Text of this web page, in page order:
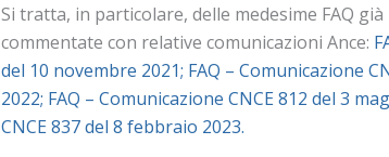
Si tratta, in particolare, delle medesime FAQ
commentate con relative comunicazioni Ance:
del 10 novembre 2021; FAQ – Comunicazione
2022; FAQ – Comunicazione CNCE 812 del 3
CNCE 837 del 8 febbraio 2023.